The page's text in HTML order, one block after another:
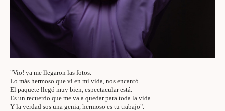
"Vio! ya me llegaron las fotos.
Lo más hermoso que vi en mi vida, nos encantó.
El paquete llegó muy bien, espectacular está.
Es un recuerdo que me va a quedar para toda la vida.
Y la verdad sos una genia, hermoso es tu trabajo".